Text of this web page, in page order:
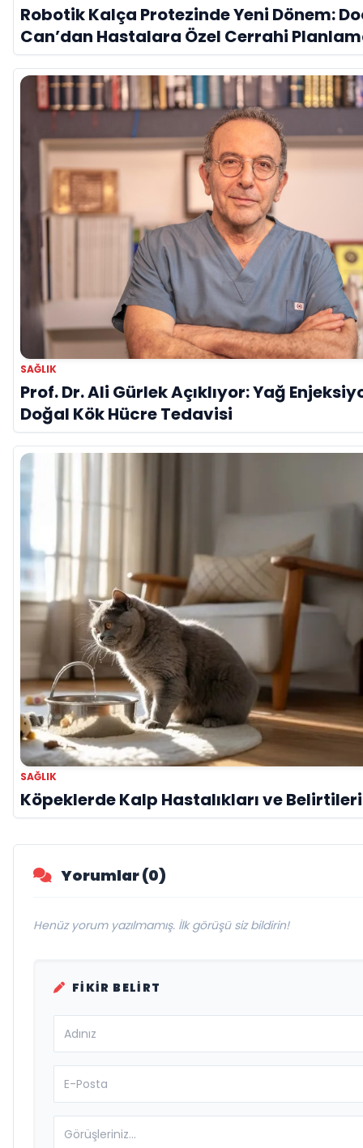
Robotik Kalça Protezinde Yeni Dönem:
Can’dan Hastalara Özel Cerrahi
SAĞLIK
Prof. Dr. Ali Gürlek Açıklıyor: Yağ
Doğal Kök Hücre Tedavisi
SAĞLIK
Köpeklerde Kalp Hastalıkları ve Belirtileri
Yorumlar (0)
Henüz yorum yazılmamış. İlk görüşü siz bildirin!
FIKIR BELIRT